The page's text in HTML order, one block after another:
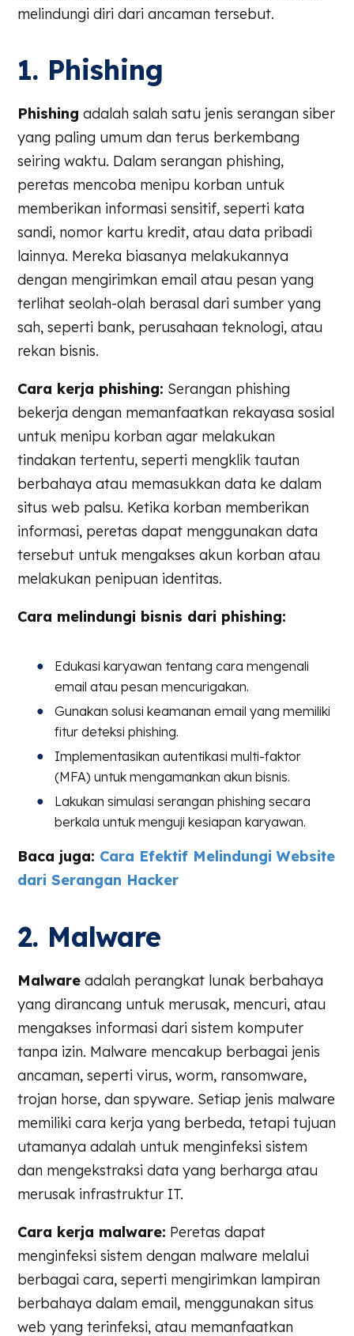
melindungi diri dari ancaman tersebut.
1. Phishing
Phishing adalah salah satu jenis serangan siber
yang paling umum dan terus berkembang
seiring waktu. Dalam serangan phishing,
peretas mencoba menipu korban untuk
memberikan informasi sensitif, seperti kata
sandi, nomor kartu kredit, atau data pribadi
lainnya. Mereka biasanya melakukannya
dengan mengirimkan email atau pesan yang
terlihat seolah-olah berasal dari sumber yang
sah, seperti bank, perusahaan teknologi, atau
rekan bisnis.
Cara kerja phishing: Serangan phishing
bekerja dengan memanfaatkan rekayasa sosial
untuk menipu korban agar melakukan
tindakan tertentu, seperti mengklik tautan
berbahaya atau memasukkan data ke dalam
situs web palsu. Ketika korban memberikan
informasi, peretas dapat menggunakan data
tersebut untuk mengakses akun korban atau
melakukan penipuan identitas.
Cara melindungi bisnis dari phishing:
Edukasi karyawan tentang cara mengenali
email atau pesan mencurigakan.
Gunakan solusi keamanan email yang memiliki
fitur deteksi phishing.
Implementasikan autentikasi multi-faktor
(MFA) untuk mengamankan akun bisnis.
Lakukan simulasi serangan phishing secara
berkala untuk menguji kesiapan karyawan.
Baca juga: Cara Efektif Melindungi Website
dari Serangan Hacker
2. Malware
Malware adalah perangkat lunak berbahaya
yang dirancang untuk merusak, mencuri, atau
mengakses informasi dari sistem komputer
tanpa izin. Malware mencakup berbagai jenis
ancaman, seperti virus, worm, ransomware,
trojan horse, dan spyware. Setiap jenis malware
memiliki cara kerja yang berbeda, tetapi tujuan
utamanya adalah untuk menginfeksi sistem
dan mengekstraksi data yang berharga atau
merusak infrastruktur IT.
Cara kerja malware: Peretas dapat
menginfeksi sistem dengan malware melalui
berbagai cara, seperti mengirimkan lampiran
berbahaya dalam email, menggunakan situs
web yang terinfeksi, atau memanfaatkan